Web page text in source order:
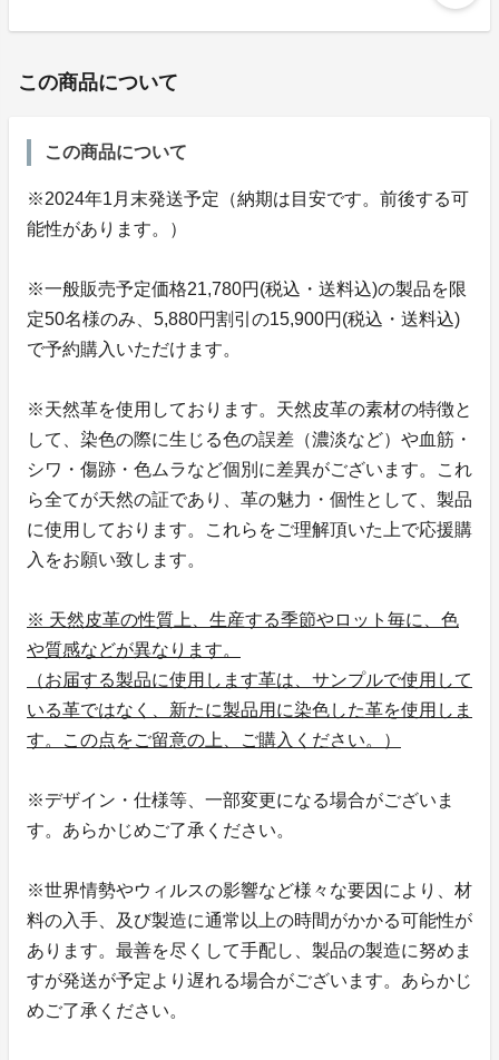
この商品について
この商品について
※2024年1月末発送予定（納期は目安です。前後する可
能性があります。）
※一般販売予定価格21,780円(税込・送料込)の製品を限
定50名様のみ、5,880円割引の15,900円(税込・送料込)
で予約購入いただけます。
※天然革を使用しております。天然皮革の素材の特徴と
して、染色の際に生じる色の誤差（濃淡など）や血筋・
シワ・傷跡・色ムラなど個別に差異がございます。これ
ら全てが天然の証であり、革の魅力・個性として、製品
に使用しております。これらをご理解頂いた上で応援購
入をお願い致します。
※ 天然皮革の性質上、生産する季節やロット毎に、色
や質感などが異なります。
（お届する製品に使用します革は、サンプルで使用して
いる革ではなく、新たに製品用に染色した革を使用しま
す。この点をご留意の上、ご購入ください。）
※デザイン・仕様等、一部変更になる場合がございま
す。あらかじめご了承ください。
※世界情勢やウィルスの影響など様々な要因により、材
料の入手、及び製造に通常以上の時間がかかる可能性が
あります。最善を尽くして手配し、製品の製造に努めま
すが発送が予定より遅れる場合がございます。あらかじ
めご了承ください。